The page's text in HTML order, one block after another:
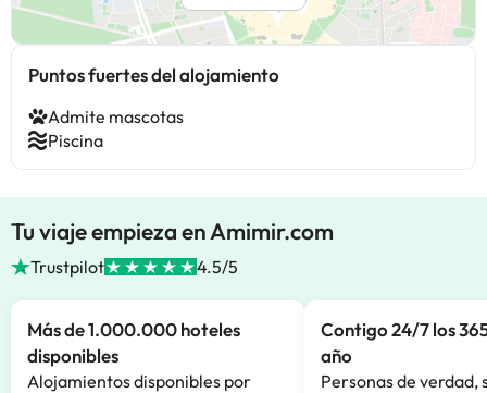
Puntos fuertes del alojamiento
Admite mascotas
Piscina
Tu viaje empieza en Amimir.com
Trustpilot 4.5/5
Más de 1.000.000 hoteles
disponibles
Alojamientos disponibles por
Contigo 24/7 los
año
Personas de verdad,